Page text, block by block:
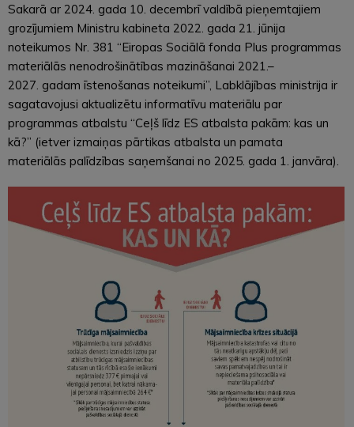
Sakarā ar 2024. gada 10. decembrī valdībā pieņemtajiem
grozījumiem Ministru kabineta 2022. gada 21. jūnija
noteikumos Nr. 381 “Eiropas Sociālā fonda Plus programmas
materiālās nenodrošinātības mazināšanai 2021.–
2027. gadam īstenošanas noteikumi”, Labklājības ministrija ir
sagatavojusi aktualizētu informatīvu materiālu par
programmas atbalstu “Ceļš līdz ES atbalsta pakām: kas un
kā?” (ietver izmaiņas pārtikas atbalsta un pamata
materiālās palīdzības saņemšanai no 2025. gada 1. janvāra).